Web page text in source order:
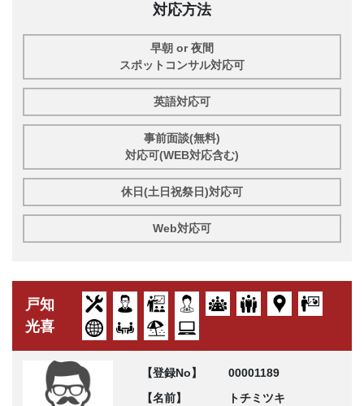
対応方法
早朝 or 夜間
スポットコンサル対応可
英語対応可
事前面談(無料)
対応可(WEB対応含む)
休日(土日祝祭日)対応可
Web対応可
戸知
光喜
【登録No】
00001189
【名前】
トチミツキ